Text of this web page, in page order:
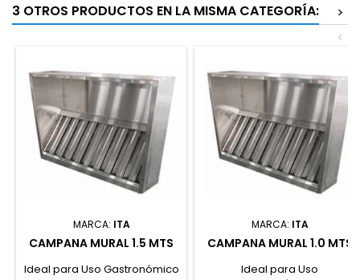
3 OTROS PRODUCTOS EN LA MISMA CATEGORÍA:
>
<
MARCA: ITA
CAMPANA MURAL 1.5 MTS
Ideal para Uso Gastronómico
MARCA: ITA
CAMPANA MURAL 1.0 MTS
Ideal para Uso